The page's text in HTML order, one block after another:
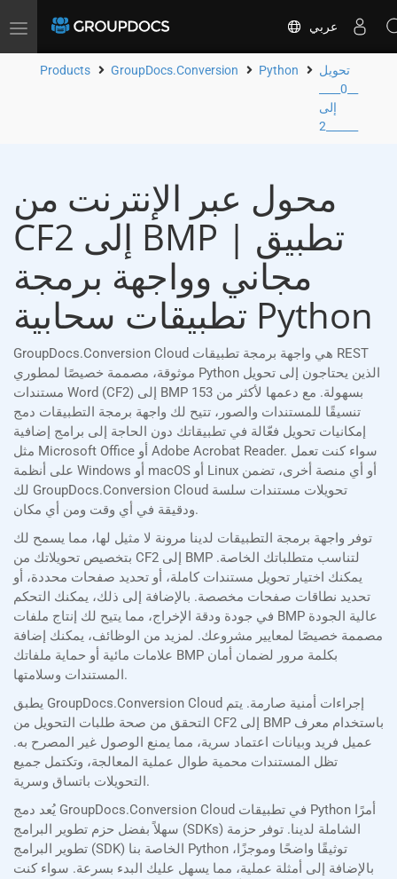
Toggle
عربي
Products GroupDocs.Conversion Python
تحويل
إلى
محول عبر الإنترنت من
CF2 إلى BMP | تطبيق
مجاني وواجهة برمجة
تطبيقات سحابية Python
GroupDocs.Conversion Cloud هي واجهة برمجة تطبيقات REST
موثوقة، مصممة خصيصًا لمطوري Python الذين يحتاجون إلى تحويل
مستندات Word (CF2) إلى BMP بسهولة. مع دعمها لأكثر من 153
تنسيقًا للمستندات والصور، تتيح لك واجهة برمجة التطبيقات دمج
إمكانيات تحويل فعّالة في تطبيقاتك دون الحاجة إلى برامج إضافية
مثل Microsoft Office أو Adobe Acrobat Reader. سواء كنت تعمل
على أنظمة Windows أو macOS أو Linux أو أي منصة أخرى، تضمن
لك GroupDocs.Conversion Cloud تحويلات مستندات سلسة
ودقيقة في أي وقت ومن أي مكان.
توفر واجهة برمجة التطبيقات لدينا مرونة لا مثيل لها، مما يسمح لك
بتخصيص تحويلاتك من CF2 إلى BMP لتناسب متطلباتك الخاصة.
يمكنك اختيار تحويل مستندات كاملة، أو تحديد صفحات محددة، أو
تحديد نطاقات صفحات مخصصة. بالإضافة إلى ذلك، يمكنك التحكم
في جودة ودقة الإخراج، مما يتيح لك إنتاج ملفات BMP عالية الجودة
مصممة خصيصًا لمعايير مشروعك. لمزيد من الوظائف، يمكنك إضافة
علامات مائية أو حماية ملفاتك BMP بكلمة مرور لضمان أمان
المستندات وسلامتها.
يطبق GroupDocs.Conversion Cloud إجراءات أمنية صارمة. يتم
التحقق من صحة طلبات التحويل من CF2 إلى BMP باستخدام معرف
عميل فريد وبيانات اعتماد سرية، مما يمنع الوصول غير المصرح به.
تظل المستندات محمية طوال عملية المعالجة، وتكتمل جميع
التحويلات باتساق وسرية.
يُعد دمج GroupDocs.Conversion Cloud في تطبيقات Python أمرًا
سهلاً بفضل حزم تطوير البرامج (SDKs) الشاملة لدينا. توفر حزمة
تطوير البرامج (SDK) الخاصة بنا Python توثيقًا واضحًا وموجزًا،
بالإضافة إلى أمثلة عملية، مما يسهل عليك البدء بسرعة. سواء كنت